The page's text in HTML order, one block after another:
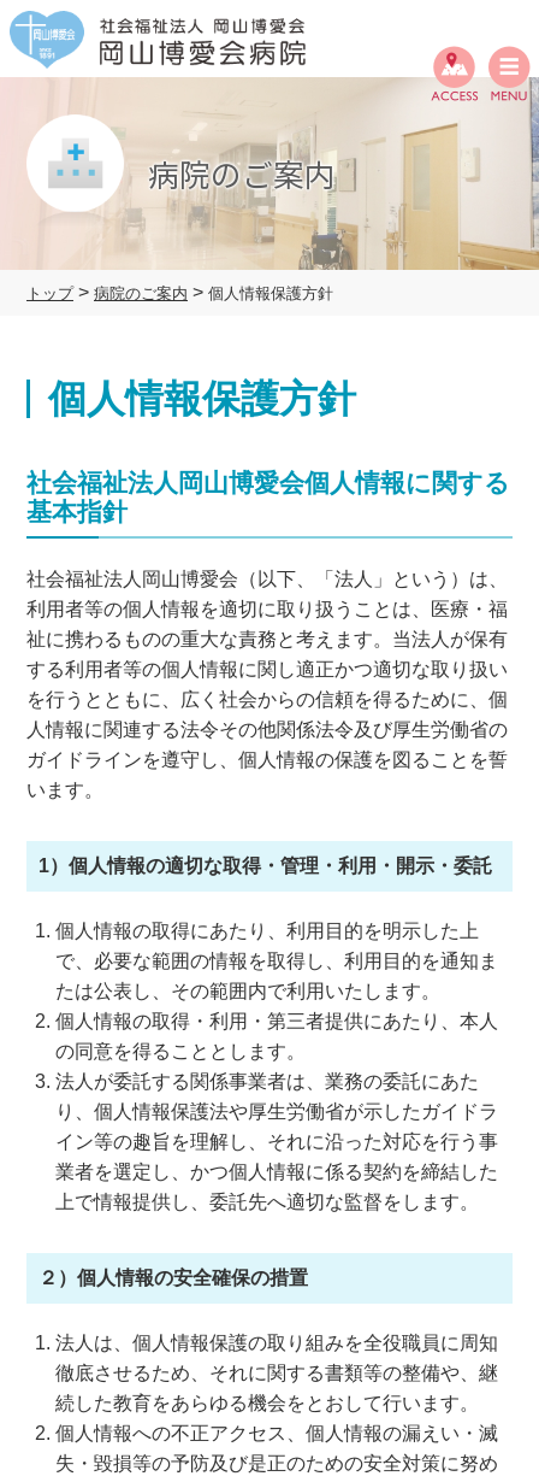
Skip
to
content
病院のご案内
トップ> 病院のご案内 > 個人情報保護方針
個人情報保護方針
社会福祉法人岡山博愛会個人情報に関する
基本指針
社会福祉法人岡山博愛会（以下、「法人」という）は、
利用者等の個人情報を適切に取り扱うことは、医療・福
祉に携わるものの重大な責務と考えます。当法人が保有
する利用者等の個人情報に関し適正かつ適切な取り扱い
を行うとともに、広く社会からの信頼を得るために、個
人情報に関連する法令その他関係法令及び厚生労働省の
ガイドラインを遵守し、個人情報の保護を図ることを誓
います。
1）個人情報の適切な取得・管理・利用・開示・委託
個人情報の取得にあたり、利用目的を明示した上
で、必要な範囲の情報を取得し、利用目的を通知ま
たは公表し、その範囲内で利用いたします。
個人情報の取得・利用・第三者提供にあたり、本人
の同意を得ることとします。
法人が委託する関係事業者は、業務の委託にあた
り、個人情報保護法や厚生労働省が示したガイドラ
イン等の趣旨を理解し、それに沿った対応を行う事
業者を選定し、かつ個人情報に係る契約を締結した
上で情報提供し、委託先へ適切な監督をします。
２）個人情報の安全確保の措置
法人は、個人情報保護の取り組みを全役職員に周知
徹底させるため、それに関する書類等の整備や、継
続した教育をあらゆる機会をとおして行います。
個人情報への不正アクセス、個人情報の漏えい・滅
失・毀損等の予防及び是正のための安全対策に努め